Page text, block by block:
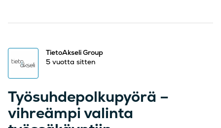
TietoAkseli Group
5 vuotta sitten
Työsuhdepolkupyörä –
vihreämpi valinta